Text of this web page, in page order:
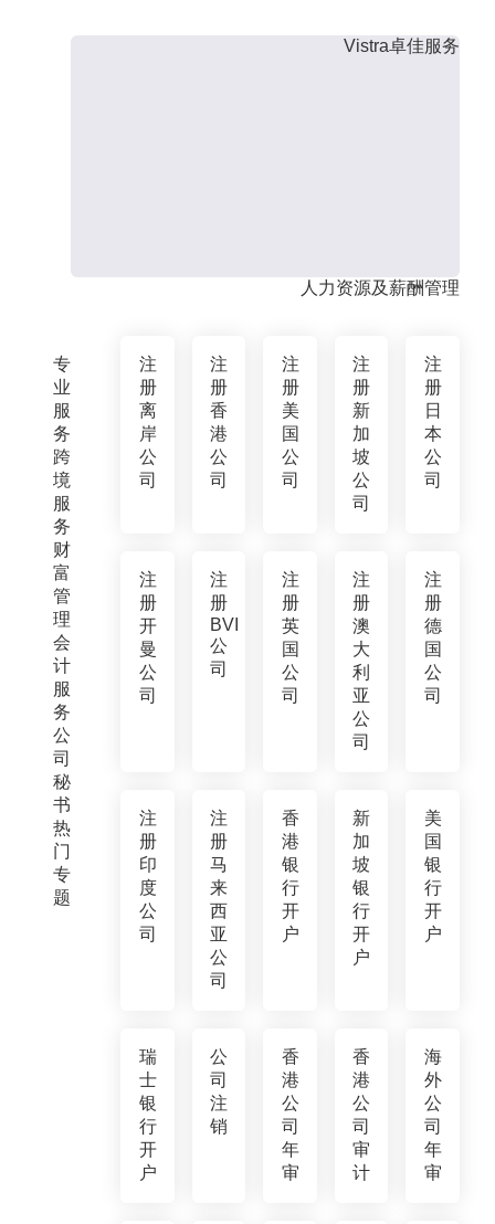
专
业
服
务
跨
境
服
务
财
富
管
理
会
计
服
务
公
司
秘
书
热
门
专
题
Vistra卓佳服务
人力资源及薪酬管理
注
册
离
岸
公
司
注
册
香
港
公
司
注
册
美
国
公
司
注
册
新
加
坡
公
司
注
册
日
本
公
司
注
册
开
曼
公
司
注
册
BVI
公
司
注
册
英
国
公
司
注
册
澳
大
利
亚
公
司
注
册
德
国
公
司
注
册
印
度
公
司
注
册
马
来
西
亚
公
司
香
港
银
行
开
户
新
加
坡
银
行
开
户
美
国
银
行
开
户
瑞
士
银
行
开
户
公
司
注
销
香
港
公
司
年
审
香
港
公
司
审
计
海
外
公
司
年
审